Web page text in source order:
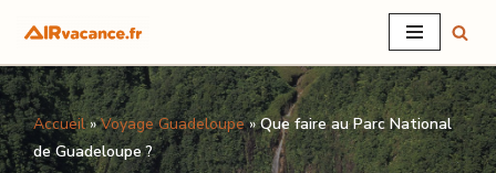
Aller
au
contenu
Accueil»Voyage Guadeloupe»Que faire au Parc National
de Guadeloupe ?